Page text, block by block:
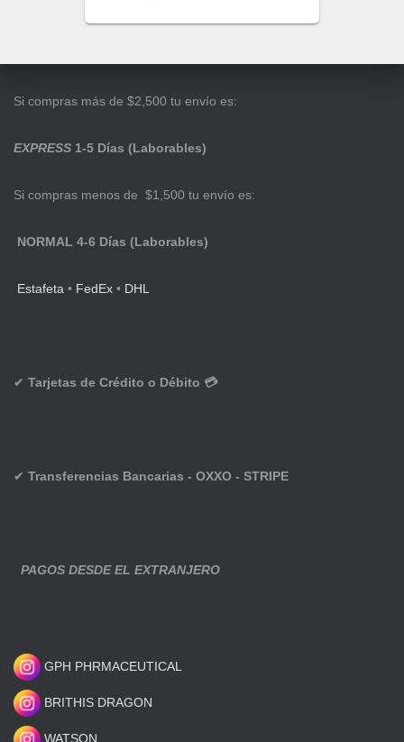
Si compras más de $2,500 tu envío es:
EXPRESS 1-5 Días (Laborables)
Si compras menos de $1,500 tu envío es:
NORMAL 4-6 Días (Laborables)
Estafeta • FedEx • DHL
✔ Tarjetas de Crédito o Débito 💳
✔ Transferencias Bancarias - OXXO - STRIPE
PAGOS DESDE EL EXTRANJERO
GPH PHRMACEUTICAL
BRITHIS DRAGON
WATSON